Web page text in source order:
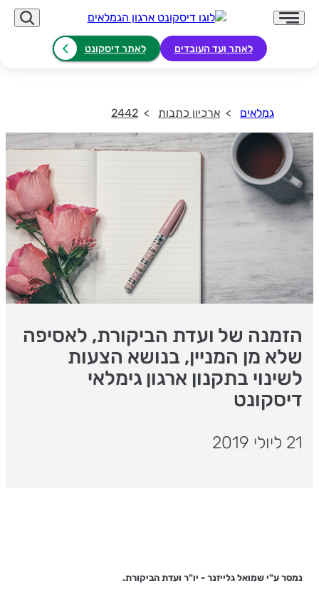
לאתר ועד העובדים לאתר דיסקונט
גמלאים ארכיון כתבות 2442
הזמנה של ועדת הביקורת, לאסיפה
שלא מן המניין, בנושא הצעות
לשינוי בתקנון ארגון גימלאי
דיסקונט
21 ליולי 2019
נמסר ע"י שמואל גלייזנר - יו"ר ועדת הביקורת.